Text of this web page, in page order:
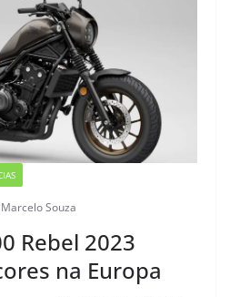
Marcelo Souza
Rebel 2023
na Europa